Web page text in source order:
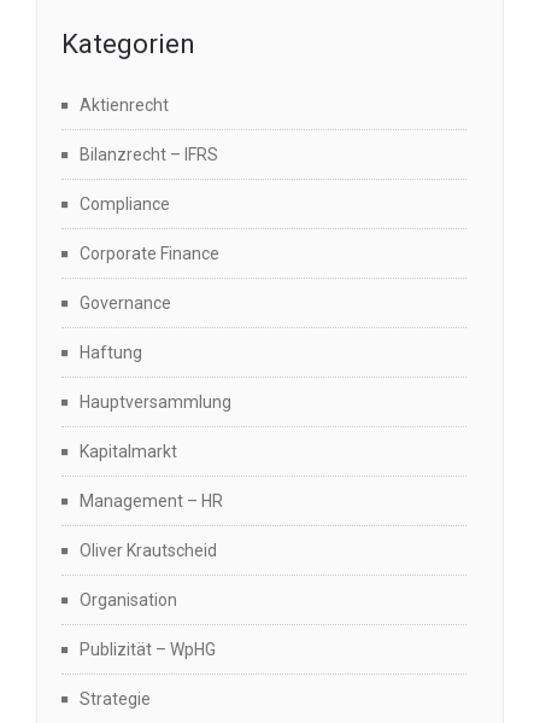
Kategorien
Aktienrecht
Bilanzrecht – IFRS
Compliance
Corporate Finance
Governance
Haftung
Hauptversammlung
Kapitalmarkt
Management – HR
Oliver Krautscheid
Organisation
Publizität – WpHG
Strategie